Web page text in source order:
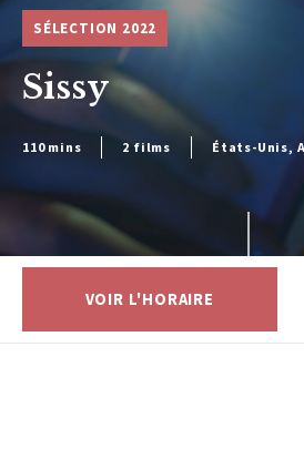
SÉLECTION 2022
Sissy
110 mins 2 films États-Unis,
VOIR L'HORAIRE